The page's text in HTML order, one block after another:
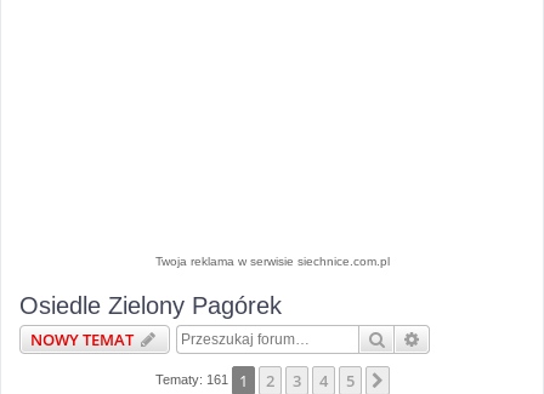
Twoja reklama w serwisie siechnice.com.pl
Osiedle Zielony Pagórek
NOWY TEMAT Szukaj
Tematy: 161 1 2 3 4 5